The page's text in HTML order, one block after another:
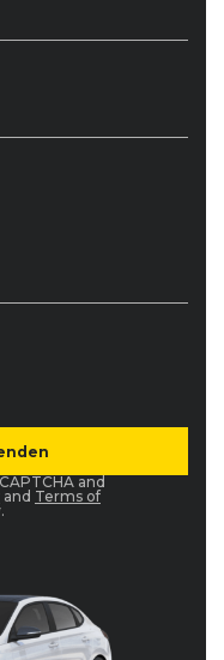
and
and Terms of